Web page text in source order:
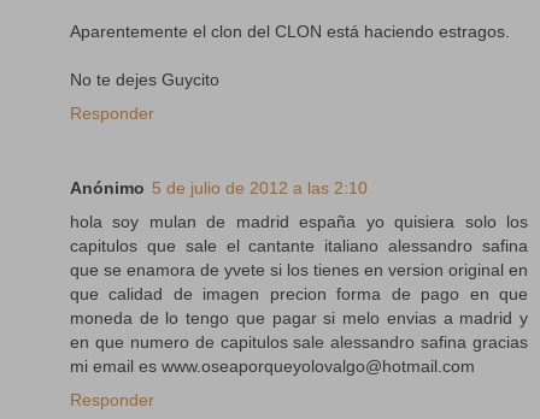
Aparentemente el clon del CLON está haciendo estragos.
No te dejes Guycito
Responder
Anónimo 5 de julio de 2012 a las 2:10
hola soy mulan de madrid españa yo quisiera solo los
capitulos que sale el cantante italiano alessandro safina
que se enamora de yvete si los tienes en version original en
que calidad de imagen precion forma de pago en que
moneda de lo tengo que pagar si melo envias a madrid y
en que numero de capitulos sale alessandro safina gracias
mi email es www.oseaporqueyolovalgo@hotmail.com
Responder